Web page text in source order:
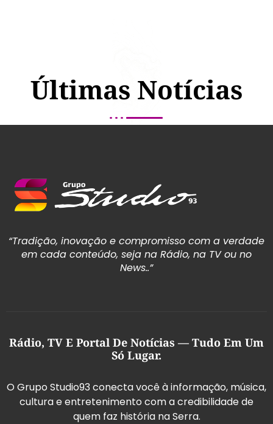
Últimas Notícias
“Tradição, inovação e compromisso com a verdade
em cada conteúdo, seja na Rádio, na TV ou no
News..”
Rádio, TV E Portal De Notícias — Tudo Em Um
Só Lugar.
O Grupo Studio93 conecta você à informação, música,
cultura e entretenimento com a credibilidade de
quem faz história na Serra.